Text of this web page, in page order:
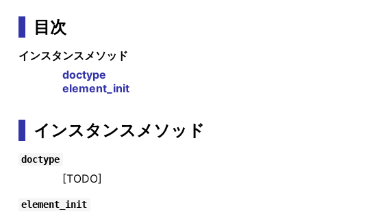
目次
インスタンスメソッド
doctype
element_init
インスタンスメソッド
doctype
[TODO]
element_init